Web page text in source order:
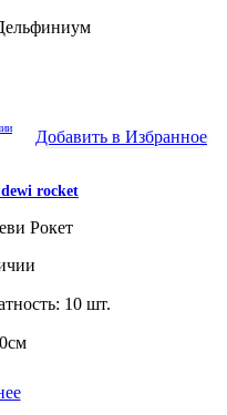
Добавить в Избранное
rocket
Рокет
10 шт.